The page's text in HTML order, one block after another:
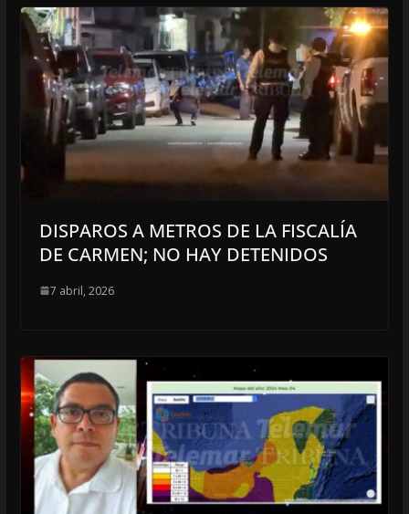
DISPAROS A METROS DE LA FISCALÍA
DE CARMEN; NO HAY DETENIDOS
7 abril, 2026